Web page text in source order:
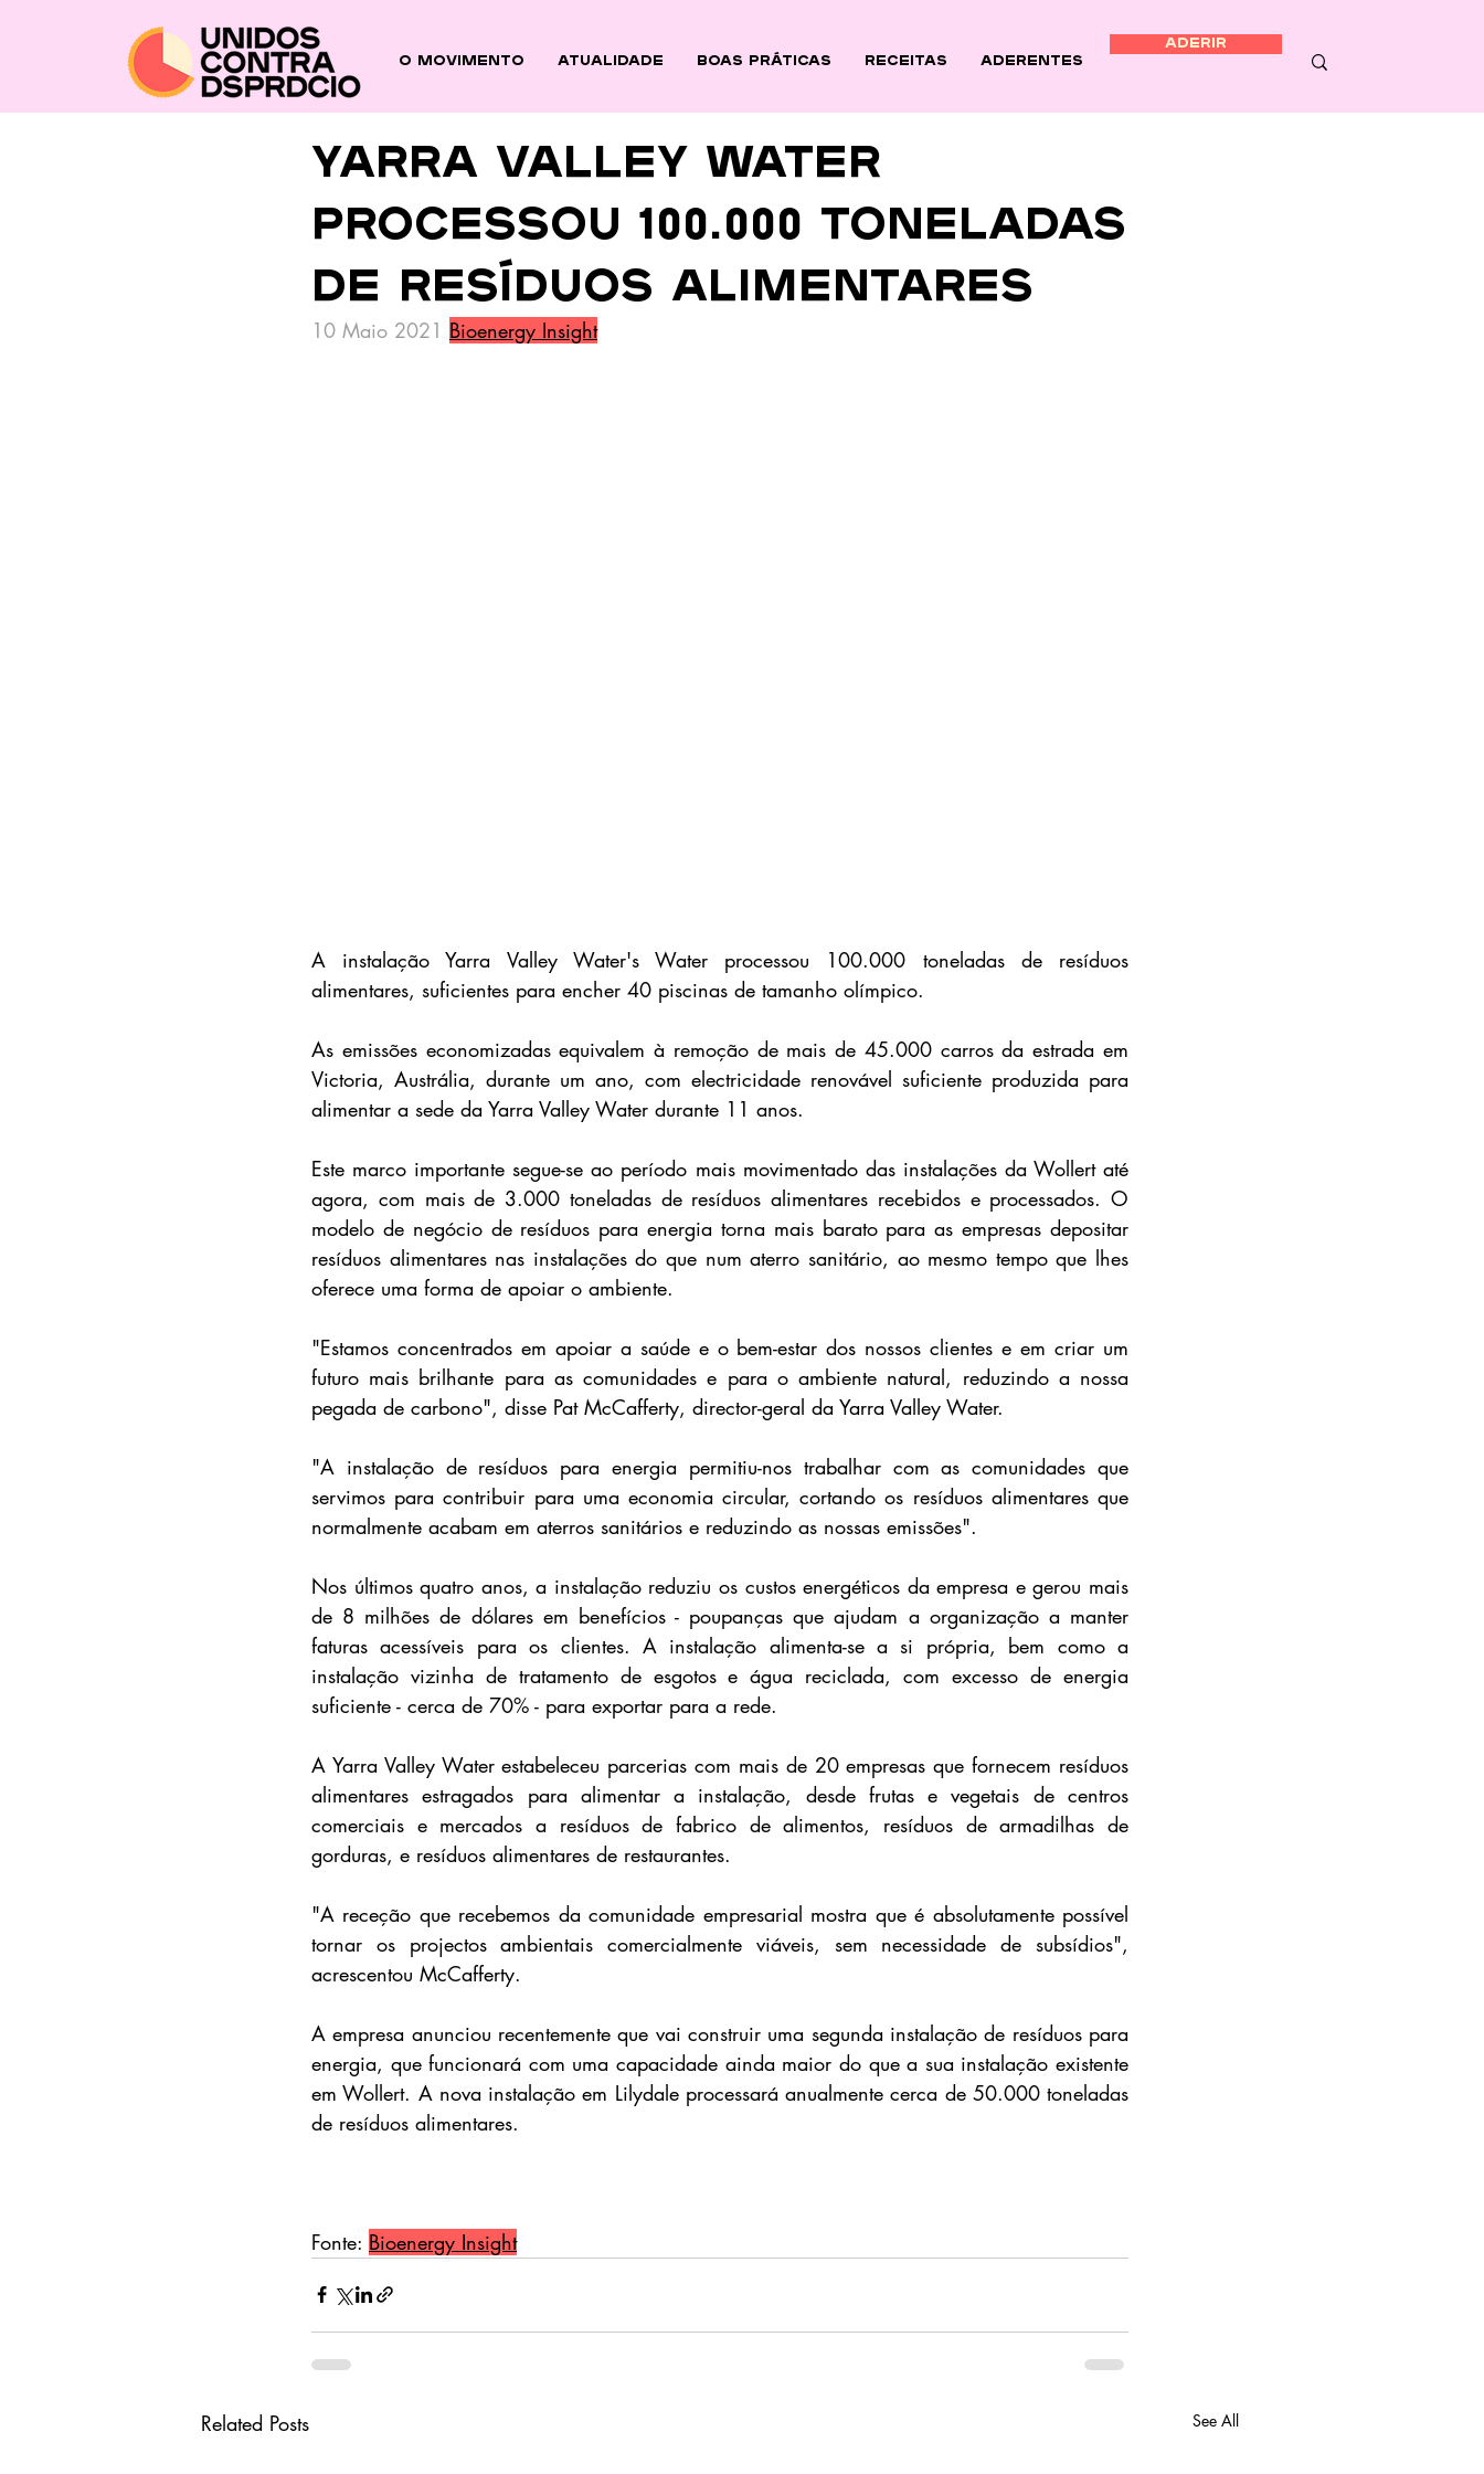
O Movimento ATUALIDADE BOAS PRÁTICAS Receitas Aderentes
ADERIR
Yarra Valley Water
processou 100.000 toneladas
de resíduos alimentares
10 Maio 2021 Bioenergy Insight
A instalação Yarra Valley Water's Water processou 100.000 toneladas de resíduos
alimentares, suficientes para encher 40 piscinas de tamanho olímpico.
As emissões economizadas equivalem à remoção de mais de 45.000 carros da estrada em
Victoria, Austrália, durante um ano, com electricidade renovável suficiente produzida para
alimentar a sede da Yarra Valley Water durante 11 anos.
Este marco importante segue-se ao período mais movimentado das instalações da Wollert até
agora, com mais de 3.000 toneladas de resíduos alimentares recebidos e processados. O
modelo de negócio de resíduos para energia torna mais barato para as empresas depositar
resíduos alimentares nas instalações do que num aterro sanitário, ao mesmo tempo que lhes
oferece uma forma de apoiar o ambiente.
"Estamos concentrados em apoiar a saúde e o bem-estar dos nossos clientes e em criar um
futuro mais brilhante para as comunidades e para o ambiente natural, reduzindo a nossa
pegada de carbono", disse Pat McCafferty, director-geral da Yarra Valley Water.
"A instalação de resíduos para energia permitiu-nos trabalhar com as comunidades que
servimos para contribuir para uma economia circular, cortando os resíduos alimentares que
normalmente acabam em aterros sanitários e reduzindo as nossas emissões".
Nos últimos quatro anos, a instalação reduziu os custos energéticos da empresa e gerou mais
de 8 milhões de dólares em benefícios - poupanças que ajudam a organização a manter
faturas acessíveis para os clientes. A instalação alimenta-se a si própria, bem como a
instalação vizinha de tratamento de esgotos e água reciclada, com excesso de energia
suficiente - cerca de 70% - para exportar para a rede.
A Yarra Valley Water estabeleceu parcerias com mais de 20 empresas que fornecem resíduos
alimentares estragados para alimentar a instalação, desde frutas e vegetais de centros
comerciais e mercados a resíduos de fabrico de alimentos, resíduos de armadilhas de
gorduras, e resíduos alimentares de restaurantes.
"A receção que recebemos da comunidade empresarial mostra que é absolutamente possível
tornar os projectos ambientais comercialmente viáveis, sem necessidade de subsídios",
acrescentou McCafferty.
A empresa anunciou recentemente que vai construir uma segunda instalação de resíduos para
energia, que funcionará com uma capacidade ainda maior do que a sua instalação existente
em Wollert. A nova instalação em Lilydale processará anualmente cerca de 50.000 toneladas
de resíduos alimentares.
Fonte: Bioenergy Insight
Related Posts See All